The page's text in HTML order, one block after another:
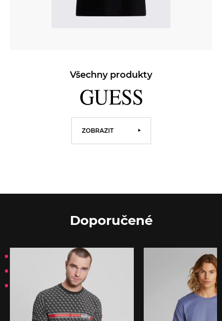
Všechny produkty
ZOBRAZIT
Doporučené